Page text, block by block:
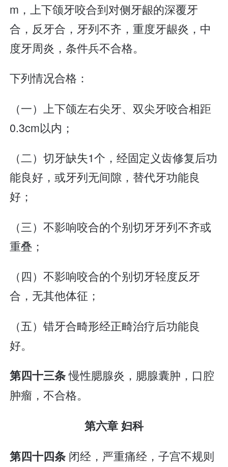
m，上下颌牙咬合到对侧牙龈的深覆牙
合，反牙合，牙列不齐，重度牙龈炎，中
度牙周炎，条件兵不合格。
下列情况合格：
（一）上下颌左右尖牙、双尖牙咬合相距
0.3cm以内；
（二）切牙缺失1个，经固定义齿修复后功
能良好，或牙列无间隙，替代牙功能良
好；
（三）不影响咬合的个别切牙牙列不齐或
重叠；
（四）不影响咬合的个别切牙轻度反牙
合，无其他体征；
（五）错牙合畸形经正畸治疗后功能良
好。
第四十三条慢性腮腺炎，腮腺囊肿，口腔
肿瘤，不合格。
第六章 妇科
第四十四条 闭经，严重痛经，子宫不规则